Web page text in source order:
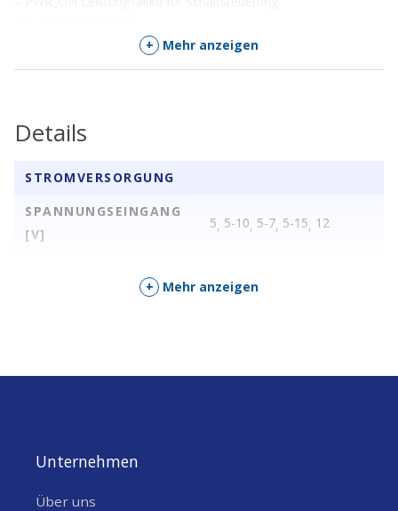
– Statische Eingangsversorgungsspannung (VlN): 20V
– BAI: -8.4V-20V
– Lagertemperaturbereich: -65 Grad; – 125
+ Mehr anzeigen
Details
STROMVERSORGUNG
SPANNUNGSEINGANG
[V]
5, 5-10, 5-7, 5-15, 12
+ Mehr anzeigen
Unternehmen
Über uns